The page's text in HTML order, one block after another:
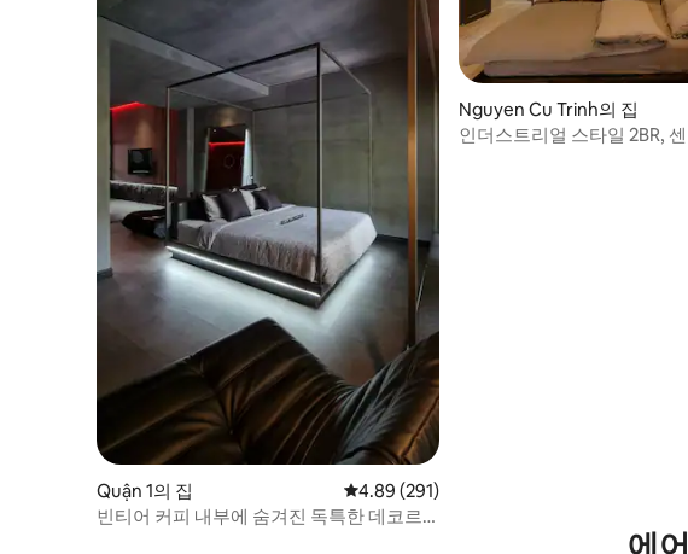
Quận 1의 집 평점 4.89점(5점 만점), 후기 291개
4.89 (291)
빈티어 커피 내부에 숨겨진 독특한 데코르
Nguyen Cu Trinh의 집
인더스트리얼 스타일 2BR, 센
에